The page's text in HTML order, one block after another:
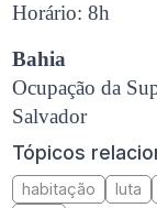
Horário: 8h
Bahia
Ocupação da
Salvador
Tópicos
habitação luta